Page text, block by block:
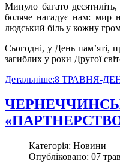
Минуло багато
боляче нагадує нам: мир
людський біль у кожну
Сьогодні, у День пам’яті,
загиблих у роки Другої
Детальніше:8 ТРАВНЯ-
Категорія: Новини
Опубліковано: 07